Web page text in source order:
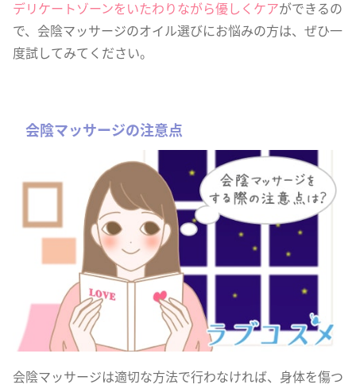
デリケートゾーンをいたわりながら優しくケアができるの
で、会陰マッサージのオイル選びにお悩みの方は、ぜひ一
度試してみてください。
会陰マッサージの注意点
会陰マッサージは適切な方法で行わなければ、身体を傷つ